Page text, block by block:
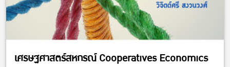
เศรษฐศาสตร์สหกรณ์ Cooperatives Economics